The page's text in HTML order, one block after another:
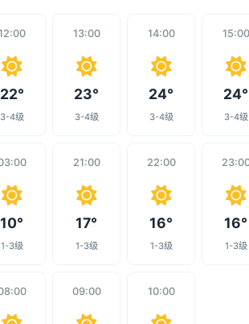
22°
3-4级
13:00
23°
3-4级
14:00
24°
3-4级
15:00
24°
3-4级
10°
1-3级
21:00
17°
1-3级
22:00
16°
1-3级
16°
1-3级
09:00 10:00